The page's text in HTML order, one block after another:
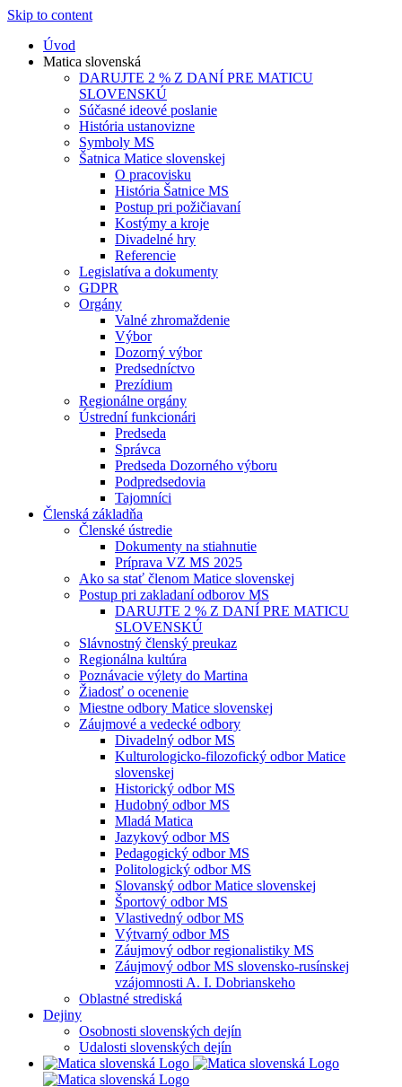
Skip to content
Úvod
Matica slovenská
DARUJTE 2 % Z DANÍ PRE MATICU
SLOVENSKÚ
Súčasné ideové poslanie
História ustanovizne
Symboly MS
Šatnica Matice slovenskej
O pracovisku
História Šatnice MS
Postup pri požičiavaní
Kostýmy a kroje
Divadelné hry
Referencie
Legislatíva a dokumenty
GDPR
Orgány
Valné zhromaždenie
Výbor
Dozorný výbor
Predsedníctvo
Prezídium
Regionálne orgány
Ústrední funkcionári
Predseda
Správca
Predseda Dozorného výboru
Podpredsedovia
Tajomníci
Členská základňa
Členské ústredie
Dokumenty na stiahnutie
Príprava VZ MS 2025
Ako sa stať členom Matice slovenskej
Postup pri zakladaní odborov MS
DARUJTE 2 % Z DANÍ PRE MATICU
SLOVENSKÚ
Slávnostný členský preukaz
Regionálna kultúra
Poznávacie výlety do Martina
Žiadosť o ocenenie
Miestne odbory Matice slovenskej
Záujmové a vedecké odbory
Divadelný odbor MS
Kulturologicko-filozofický odbor Matice
slovenskej
Historický odbor MS
Hudobný odbor MS
Mladá Matica
Jazykový odbor MS
Pedagogický odbor MS
Politologický odbor MS
Slovanský odbor Matice slovenskej
Športový odbor MS
Vlastivedný odbor MS
Výtvarný odbor MS
Záujmový odbor regionalistiky MS
Záujmový odbor MS slovensko-rusínskej
vzájomnosti A. I. Dobrianskeho
Oblastné strediská
Dejiny
Osobnosti slovenských dejín
Udalosti slovenských dejín